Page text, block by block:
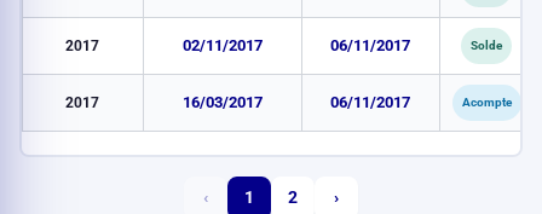
2017 02/11/2017 06/11/2017 Solde
2017 16/03/2017 06/11/2017 Acompte
‹ 1 2 ›